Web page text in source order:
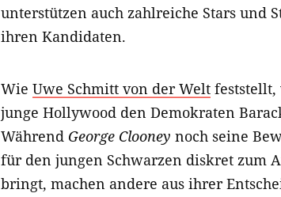
unterstützen auch zahlreiche Stars und
ihren Kandidaten.
Wie Uwe Schmitt von der Welt feststellt,
junge Hollywood den Demokraten
Während George Clooney noch seine
für den jungen Schwarzen diskret zum
bringt, machen andere aus ihrer